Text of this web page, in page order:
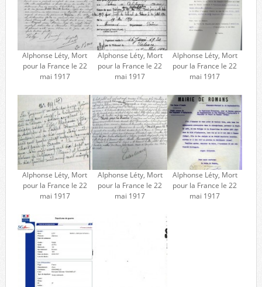
Alphonse Léty, Mort
pour la France le 22
mai 1917
Alphonse Léty, Mort
pour la France le 22
mai 1917
Alphonse Léty, Mort
pour la France le 22
mai 1917
Alphonse Léty, Mort
pour la France le 22
mai 1917
Alphonse Léty, Mort
pour la France le 22
mai 1917
Alphonse Léty, Mort
pour la France le 22
mai 1917